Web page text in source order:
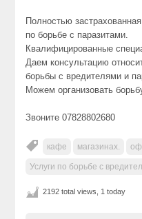
Полностью
по борьбе с паразитами.
Квалифицированные
Даем консультацию
борьбы с вредителями и
Можем организовать
Звоните 07828802680
кафе магазинах.
Услуги по борьбе с
2192 total views, 1 today